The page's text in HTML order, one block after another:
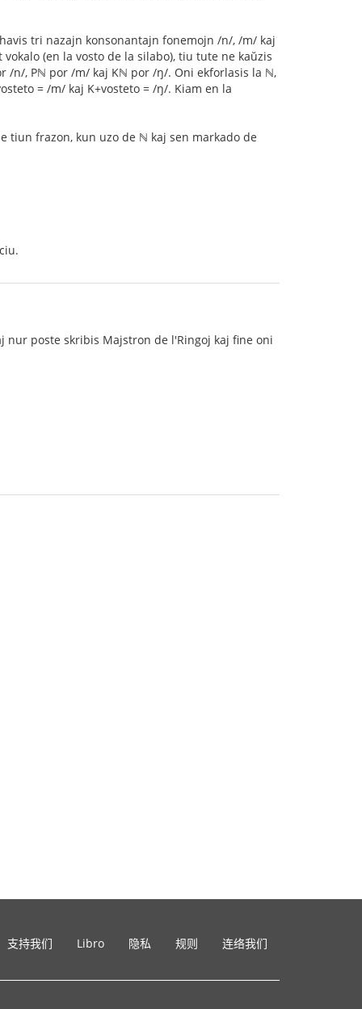
tri nazajn konsonantajn fonemojn /n/, /m/ kaj
(en la vosto de la silabo), tiu tute ne kaŭzis
/n/, Pℕ por /m/ kaj Kℕ por /ŋ/. Oni ekforlasis la ℕ,
= /m/ kaj K+vosteto = /ŋ/. Kiam en la
tiun frazon, kun uzo de ℕ kaj sen markado de
nur poste skribis Majstron de l'Ringoj kaj fine oni
支持我们 Libro 隐私 规则 连络我们